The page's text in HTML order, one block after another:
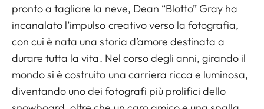
pronto a tagliare la neve, Dean “Blotto” Gray ha
incanalato l’impulso creativo verso la fotografia,
con cui è nata una storia d’amore destinata a
durare tutta la vita. Nel corso degli anni, girando il
mondo si è costruito una carriera ricca e luminosa,
diventando uno dei fotografi più prolifici dello